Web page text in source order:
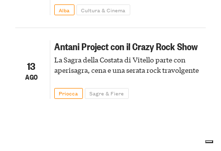
Alba Cultura & Cinema
13
AGO
Antani Project con il Crazy Rock Show
La Sagra della Costata di Vitello parte con
aperisagra, cena e una serata rock travolgente
Priocca Sagre & Fiere